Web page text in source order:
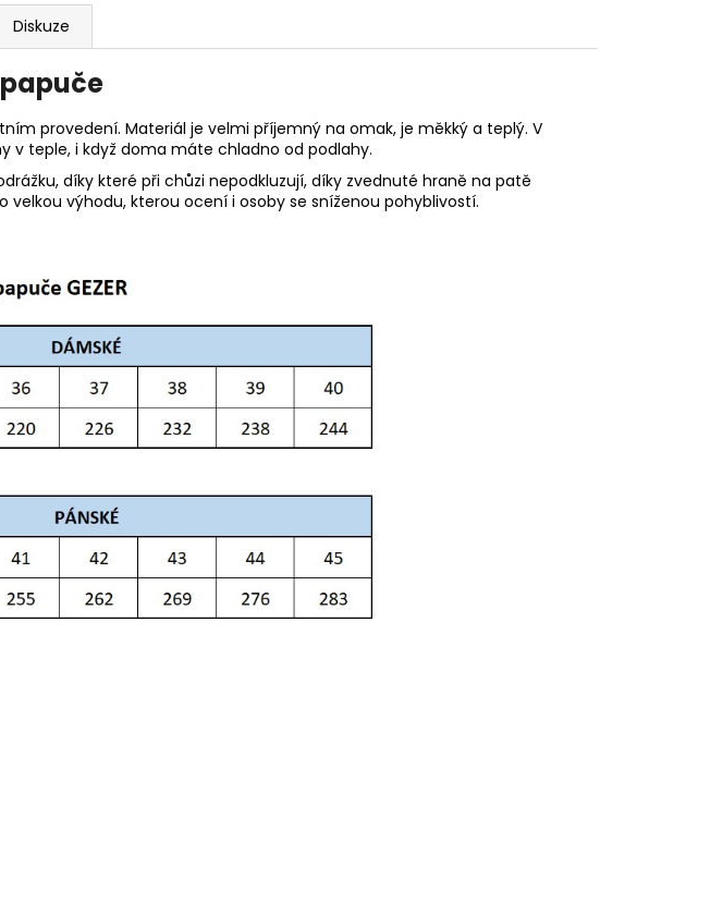
Diskuze
provedení. Materiál je velmi příjemný na omak, je měkký a teplý. V
v teple, i když doma máte chladno od podlahy.
díky které při chůzi nepodkluzují, díky zvednuté hraně na patě
velkou výhodu, kterou ocení i osoby se sníženou pohyblivostí.